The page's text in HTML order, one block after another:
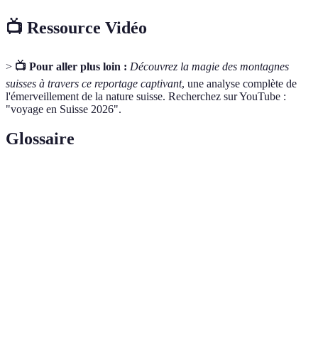
📺 Ressource Vidéo
> 📺 Pour aller plus loin : Découvrez la magie des montagnes
suisses à travers ce reportage captivant, une analyse complète de
l'émerveillement de la nature suisse. Recherchez sur YouTube :
"voyage en Suisse 2026".
Glossaire